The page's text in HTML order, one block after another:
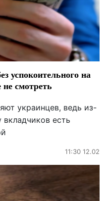
успокоительного на
смотреть
украинцев, ведь из-
есть
11:30 12.02